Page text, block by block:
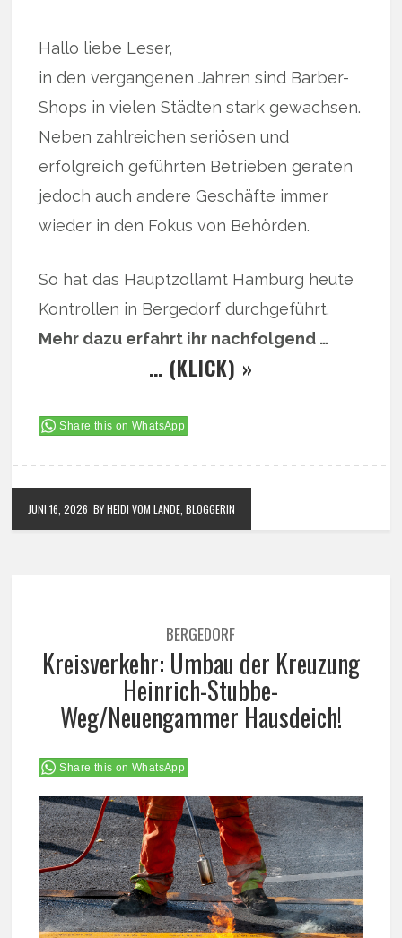
Hallo liebe Leser,
in den vergangenen Jahren sind Barber-
Shops in vielen Städten stark gewachsen.
Neben zahlreichen seriösen und
erfolgreich geführten Betrieben geraten
jedoch auch andere Geschäfte immer
wieder in den Fokus von Behörden.
So hat das Hauptzollamt Hamburg heute
Kontrollen in Bergedorf durchgeführt.
Mehr dazu erfahrt ihr nachfolgend …
… (KLICK) »
Share this on WhatsApp
JUNI 16, 2026 BY HEIDI VOM LANDE, BLOGGERIN
BERGEDORF
Kreisverkehr: Umbau der Kreuzung
Heinrich-Stubbe-
Weg/Neuengammer Hausdeich!
Share this on WhatsApp